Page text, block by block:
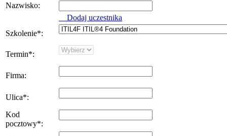
Nazwisko:
Dodaj uczestnika
Szkolenie*:
Termin*:
Firma:
Ulica*:
Kod
pocztowy*: